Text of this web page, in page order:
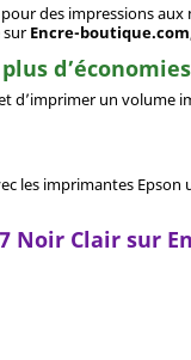
des impressions
surEncre-boutique.com
d’économies
d’imprimer un
les imprimantes Epson
Noir Clair sur